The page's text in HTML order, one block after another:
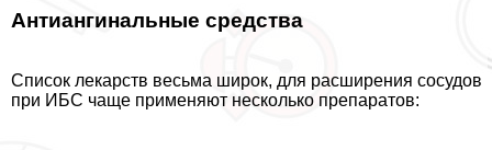
Антиангинальные средства
Список лекарств весьма широк, для расширения сосудов
при ИБС чаще применяют несколько препаратов: